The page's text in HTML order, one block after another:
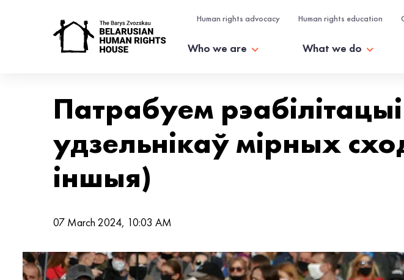
Human rights advocacy Human rights education
Who we are What we do
Патрабуем
удзельнікаў мірных
іншыя)
07 March 2024, 10:03 AM